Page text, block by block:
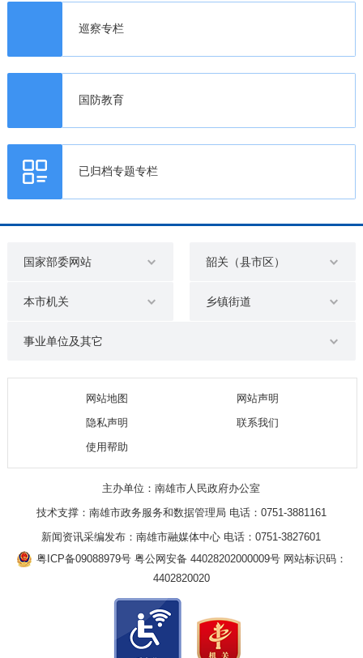
巡察专栏
国防教育
已归档专题专栏
国家部委网站 韶关（县市区）
本市机关 乡镇街道
事业单位及其它
网站地图
网站声明
隐私声明
联系我们
使用帮助
主办单位：南雄市人民政府办公室
技术支撑：南雄市政务服务和数据管理局 电话：0751-3881161
新闻资讯采编发布：南雄市融媒体中心 电话：0751-3827601
粤ICP备09088979号 粤公网安备 44028202000009号网站标识码：
4402820020